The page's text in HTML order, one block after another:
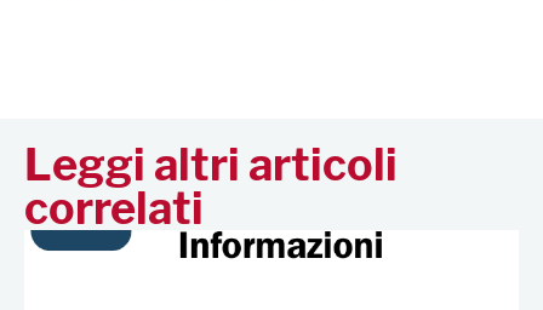
Leggi altri articoli
correlati